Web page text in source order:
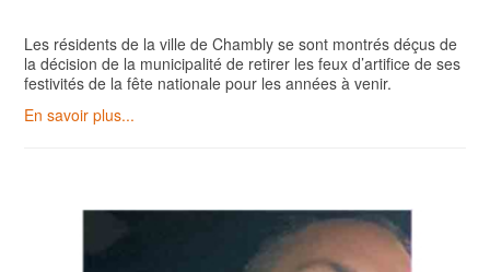
Les résidents de la ville de Chambly se sont montrés déçus de
la décision de la municipalité de retirer les feux d’artifice de ses
festivités de la fête nationale pour les années à venir.
En savoir plus...